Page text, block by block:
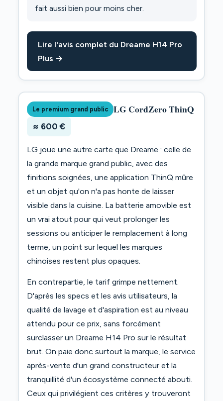
fait aussi bien pour moins cher.
Lire l'avis complet du Dreame H14 Pro
Plus →
Le premium grand public LG CordZero ThinQ
≈ 600 €
LG joue une autre carte que Dreame : celle de
la grande marque grand public, avec des
finitions soignées, une application ThinQ mûre
et un objet qu'on n'a pas honte de laisser
visible dans la cuisine. La batterie amovible est
un vrai atout pour qui veut prolonger les
sessions ou anticiper le remplacement à long
terme, un point sur lequel les marques
chinoises restent plus opaques.
En contrepartie, le tarif grimpe nettement.
D'après les specs et les avis utilisateurs, la
qualité de lavage et d'aspiration est au niveau
attendu pour ce prix, sans forcément
surclasser un Dreame H14 Pro sur le résultat
brut. On paie donc surtout la marque, le service
après-vente d'un grand constructeur et la
tranquillité d'un écosystème connecté abouti.
Ceux qui privilégient ces critères y trouveront